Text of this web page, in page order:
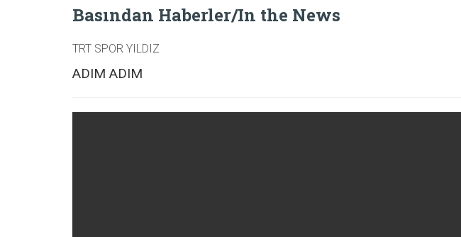
Basından Haberler/In the News
TRT SPOR YILDIZ
ADIM ADIM